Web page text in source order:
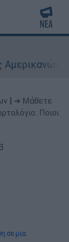
που
➔ Μάθετε
Ποιοι
σε μια